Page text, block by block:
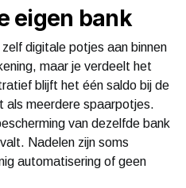
eigen bank
digitale potjes aan binnen
maar je verdeelt het
blijft het één saldo bij de
als meerdere spaarpotjes.
van dezelfde bank
Nadelen zijn soms
automatisering of geen